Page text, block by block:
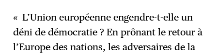
« L’Union européenne engendre-t-elle un
déni de démocratie ? En prônant le retour à
l’Europe des nations, les adversaires de la